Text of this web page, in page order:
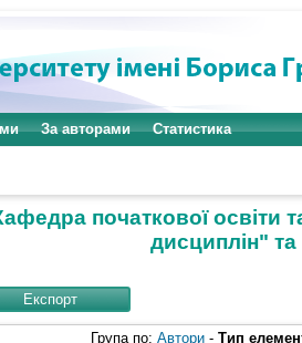
За авторами Статистика
початкової
дисциплін" та
Група по: Автори - Тип